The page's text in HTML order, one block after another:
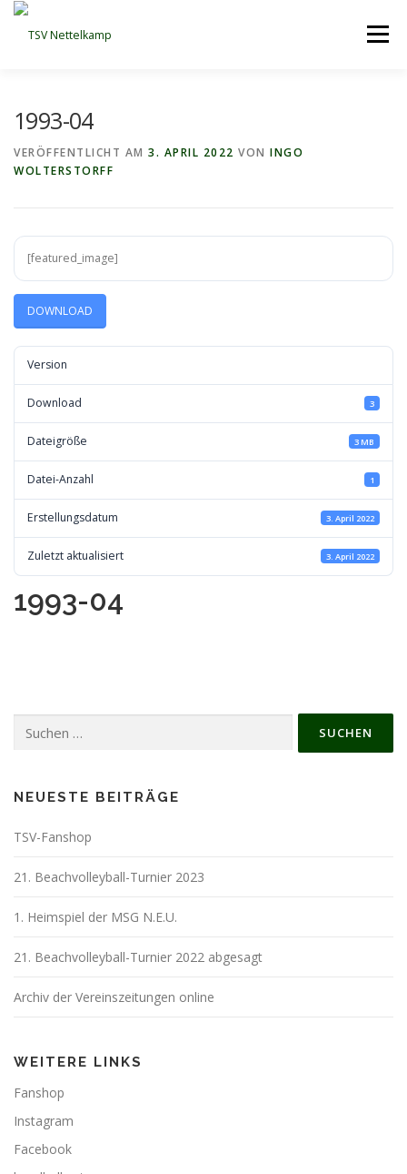
Zum
springen
Menü
MANNSCHAFTEN
IMPRESSUM
1993-04
VERÖFFENTLICHT AM 3. APRIL 2022 VON INGO
WOLTERSTORFF
[featured_image]
DOWNLOAD
Version
Download 3
Dateigröße 3 MB
Datei-Anzahl 1
Erstellungsdatum 3. April 2022
Zuletzt aktualisiert 3. April 2022
1993-04
nach:
NEUESTE BEITRÄGE
TSV-Fanshop
21. Beachvolleyball-Turnier 2023
1. Heimspiel der MSG N.E.U.
21. Beachvolleyball-Turnier 2022 abgesagt
Archiv der Vereinszeitungen online
WEITERE LINKS
Fanshop
Instagram
Facebook